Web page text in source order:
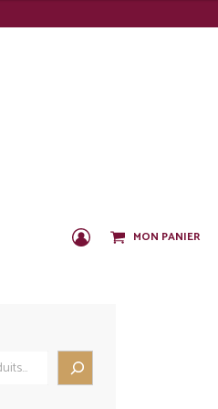
O
I
MON PANIER